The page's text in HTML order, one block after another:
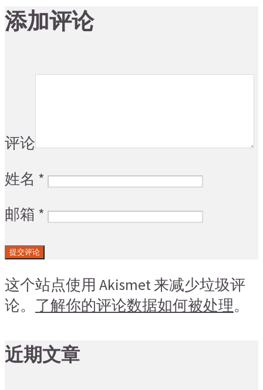
添加评论
评论
姓名 *
邮箱 *
这个站点使用 Akismet 来减少垃圾评
论。 了解你的评论数据如何被处理。
近期文章